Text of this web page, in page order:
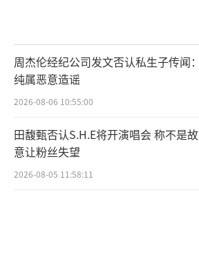
周杰伦经纪公司发文否认私生子传闻：
纯属恶意造谣
2026-08-06 10:55:00
田馥甄否认S.H.E将开演唱会 称不是故
意让粉丝失望
2026-08-05 11:58:11